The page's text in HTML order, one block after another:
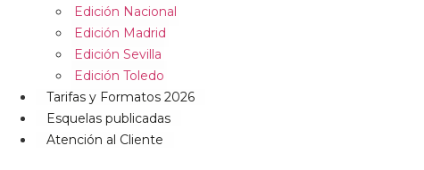
Edición Nacional
Edición Madrid
Edición Sevilla
Edición Toledo
Tarifas y Formatos 2026
Esquelas publicadas
Atención al Cliente